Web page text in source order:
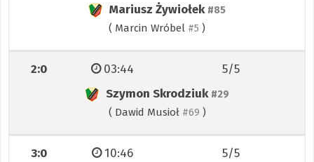
Mariusz Żywiołek #85
( Marcin Wróbel #5 )
2:0
Szymon Skrodziuk #29
( Dawid Musioł #69 )
5/5
03:44
3:0
5/5
10:46